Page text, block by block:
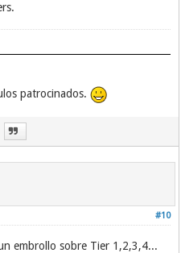
patrocinados.
#10
embrollo sobre Tier 1,2,3,4...